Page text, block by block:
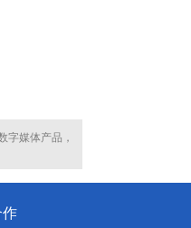
字媒体产品，
作